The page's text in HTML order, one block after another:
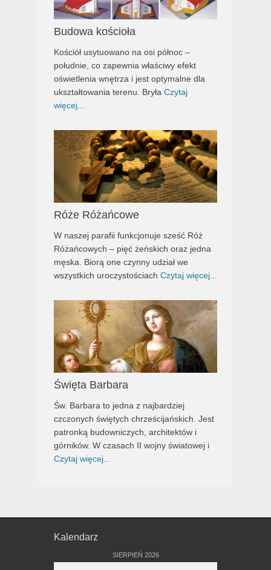
Budowa kościoła
Kościół usytuowano na osi północ –
południe, co zapewnia właściwy efekt
oświetlenia wnętrza i jest optymalne dla
ukształtowania terenu. Bryła Czytaj
więcej...
Róże Różańcowe
W naszej parafii funkcjonuje sześć Róż
Różańcowych – pięć żeńskich oraz jedna
męska. Biorą one czynny udział we
wszystkich uroczystościach Czytaj więcej...
Święta Barbara
Św. Barbara to jedna z najbardziej
czczonych świętych chrześcijańskich. Jest
patronką budowniczych, architektów i
górników. W czasach II wojny światowej i
Czytaj więcej...
Kalendarz
SIERPIEŃ 2026